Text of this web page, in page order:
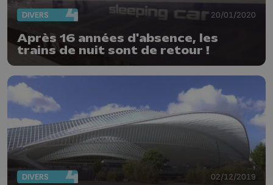
DIVERS 20/01/2020
Après 16 années d'absence, les
trains de nuit sont de retour !
DIVERS 02/12/2019